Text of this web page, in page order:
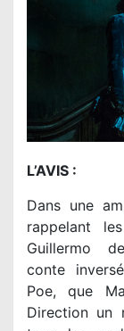
L’AVIS :
Dans une
rappelant
Guillermo
conte
Poe, que
Direction un